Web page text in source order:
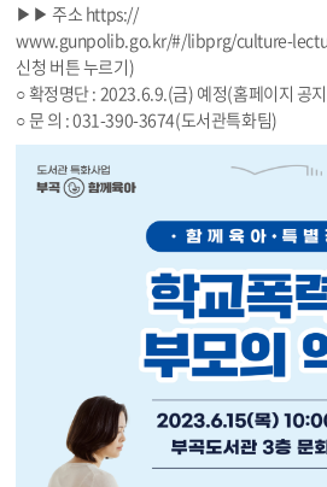
▶▶ 주소 https://
www.gunpolib.go.kr/#/libprg/culture-
신청 버튼 누르기)
○ 확정명단 : 2023.6.9.(금) 예정(홈페이지 공
○ 문 의 : 031-390-3674(도서관특화팀)